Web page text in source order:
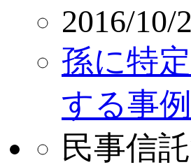
2016/10/
孫に特
する事例
民事信